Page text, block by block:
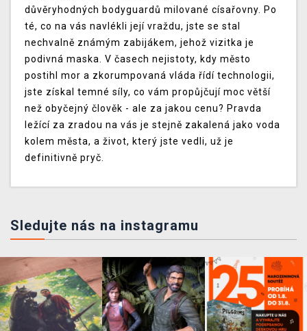
důvěryhodných bodyguardů milované císařovny. Po
té, co na vás navlékli její vraždu, jste se stal
nechvalně známým zabijákem, jehož vizitka je
podivná maska. V časech nejistoty, kdy město
postihl mor a zkorumpovaná vláda řídí technologii,
jste získal temné síly, co vám propůjčují moc větší
než obyčejný člověk - ale za jakou cenu? Pravda
ležící za zradou na vás je stejně zakalená jako voda
kolem města, a život, který jste vedli, už je
definitivně pryč.
Sledujte nás na instagramu